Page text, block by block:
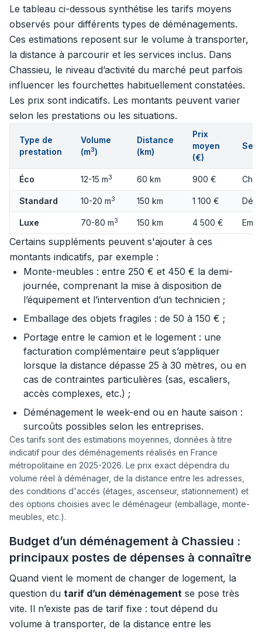
Le tableau ci-dessous synthétise les tarifs moyens
observés pour différents types de déménagements.
Ces estimations reposent sur le volume à transporter,
la distance à parcourir et les services inclus. Dans
Chassieu, le niveau d’activité du marché peut parfois
influencer les fourchettes habituellement constatées.
Les prix sont indicatifs. Les montants peuvent varier
selon les prestations ou les situations.
Type de
prestation
Volume
(m3)
Distance
(km)
Prix
moyen
(€)
Éco 12-15 m3 60 km 900 €
Standard 10-20 m3 150 km 1 100 €
Luxe 70-80 m3 150 km 4 500 €
Certains suppléments peuvent s'ajouter à ces
montants indicatifs, par exemple :
Monte-meubles : entre 250 € et 450 € la demi-
journée, comprenant la mise à disposition de
l’équipement et l’intervention d’un technicien ;
Emballage des objets fragiles : de 50 à 150 € ;
Portage entre le camion et le logement : une
facturation complémentaire peut s’appliquer
lorsque la distance dépasse 25 à 30 mètres, ou en
cas de contraintes particulières (sas, escaliers,
accès complexes, etc.) ;
Déménagement le week-end ou en haute saison :
surcoûts possibles selon les entreprises.
Ces tarifs sont des estimations moyennes, données à titre
indicatif pour des déménagements réalisés en France
métropolitaine en 2025-2026. Le prix exact dépendra du
volume réel à déménager, de la distance entre les adresses,
des conditions d'accés (étages, ascenseur, stationnement) et
des options choisies avec le déménageur (emballage, monte-
meubles, etc.).
Budget d’un déménagement à Chassieu :
principaux postes de dépenses à connaître
Quand vient le moment de changer de logement, la
question du tarif d’un déménagement se pose très
vite. Il n’existe pas de tarif fixe : tout dépend du
volume à transporter, de la distance entre les